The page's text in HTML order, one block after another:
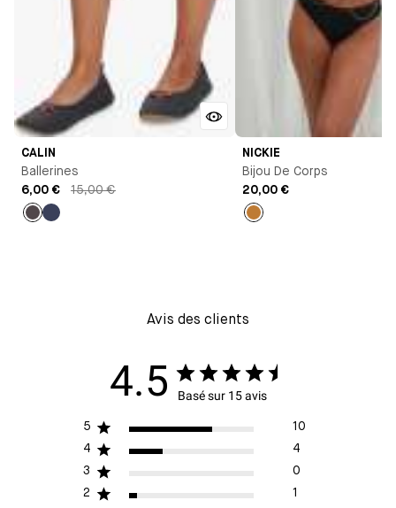
CALIN
Ballerines
6,00 €
15,00 €
NICKIE
Bijou De Corps
20,00 €
Avis des clients
4.5 Basé sur 15 avis
5
10
4
4
3
0
2
1